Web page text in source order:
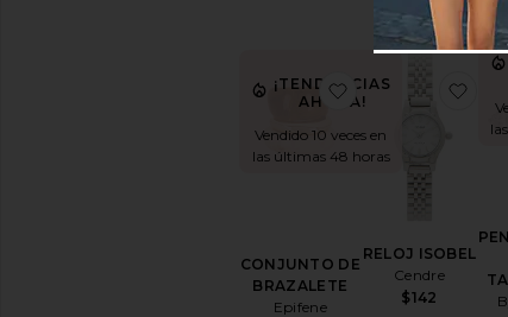
¡TENDENCIAS
AHORA!
Vendido 10 veces en
las últimas 48 horas
CONJUNTO DE
BRAZALETE
Epifene
RELOJ ISOBEL
Cendre
$142